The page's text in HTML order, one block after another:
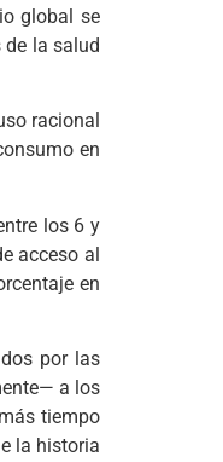
global se
de la salud
racional
en
los 6 y
acceso al
en
por las
a los
tiempo
la historia